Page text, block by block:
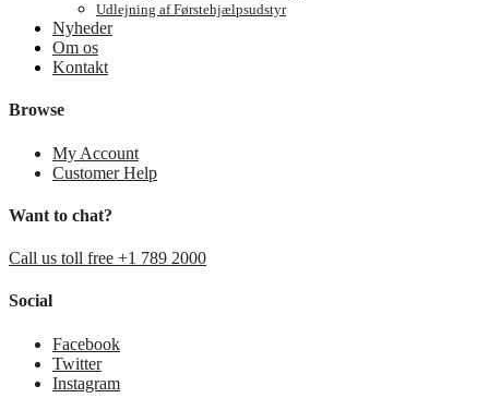
Udlejning af Førstehjælpsudstyr
Nyheder
Om os
Kontakt
Browse
My Account
Customer Help
Want to chat?
Call us toll free +1 789 2000
Social
Facebook
Twitter
Instagram